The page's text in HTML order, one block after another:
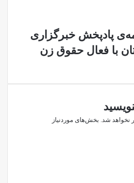
پادپخش خبرگزاری
با فعال حقوق زن
نخواهد شد. بخش‌های موردنیاز